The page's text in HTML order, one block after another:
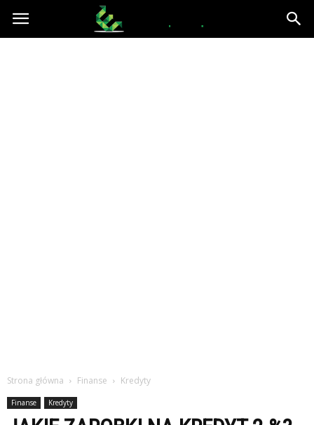
epce.org.pl
Strona główna Finanse Kredyty
Finanse Kredyty